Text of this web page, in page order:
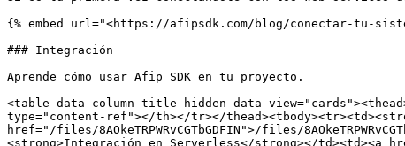
{% embed url="<https://afipsdk.com/blog/conectar-tu-
### Integración
Aprende cómo usar Afip SDK en tu proyecto.
<table data-column-title-hidden data-
type="content-ref"></th></tr></
href="/files/8AOkeTRPWRvCGTbGDFIN">/files/
<strong>Integración en Serverless</strong></td><td><a